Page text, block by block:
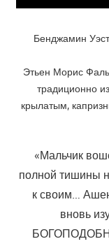
Бенджамин
Этьен Морис
традиционно
крылатым,
«Мальчик
полной тишины
к своим…
вновь